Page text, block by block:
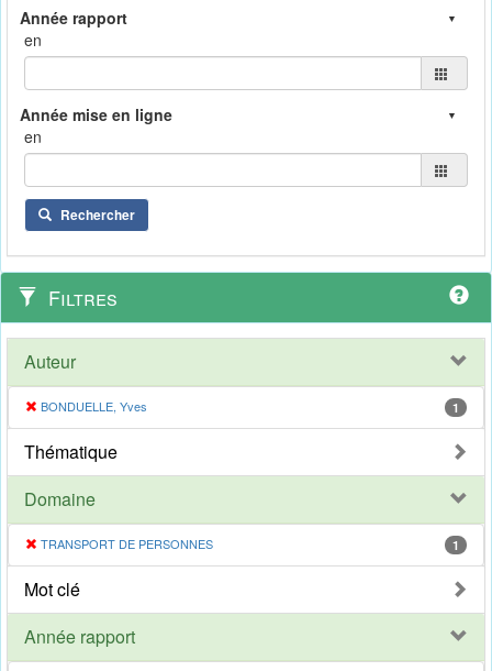
en
en
Rechercher
Filtres
Auteur
BONDUELLE, Yves 1
Thématique
Domaine
TRANSPORT DE PERSONNES 1
Mot clé
Année rapport